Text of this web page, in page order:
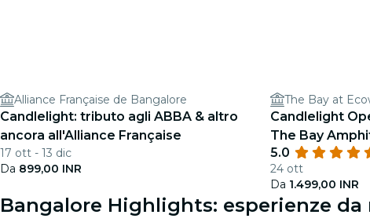
Alliance Française de Bangalore
Candlelight: tributo agli ABBA & altro
ancora all'Alliance Française
17 ott - 13 dic
Da 899,00 INR
The Bay at
Candlelight
The Bay
5.0
24 ott
Da 1.499,00 INR
Bangalore Highlights: esperienze da